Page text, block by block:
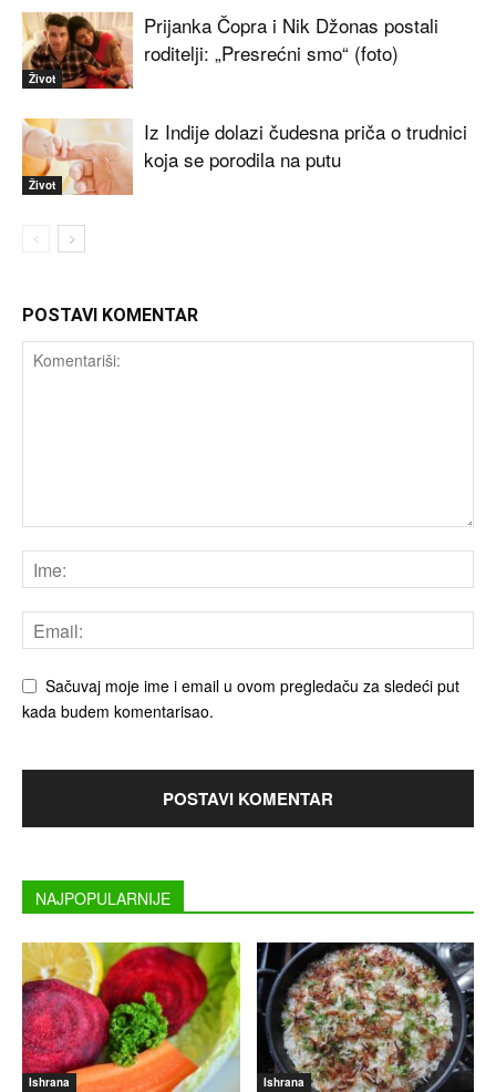
Život
Prijanka Čopra i Nik Džonas postali
roditelji: „Presrećni smo“ (foto)
Život
Iz Indije dolazi čudesna priča o trudnici
koja se porodila na putu
POSTAVI KOMENTAR
Sačuvaj moje ime i email u ovom pregledaču za sledeći put
kada budem komentarisao.
NAJPOPULARNIJE
Ishrana Ishrana